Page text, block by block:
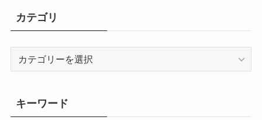
カテゴリ
キーワード